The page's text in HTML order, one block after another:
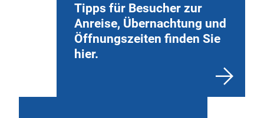
Tipps für Besucher zur
Anreise, Übernachtung und
Öffnungszeiten finden Sie
hier.